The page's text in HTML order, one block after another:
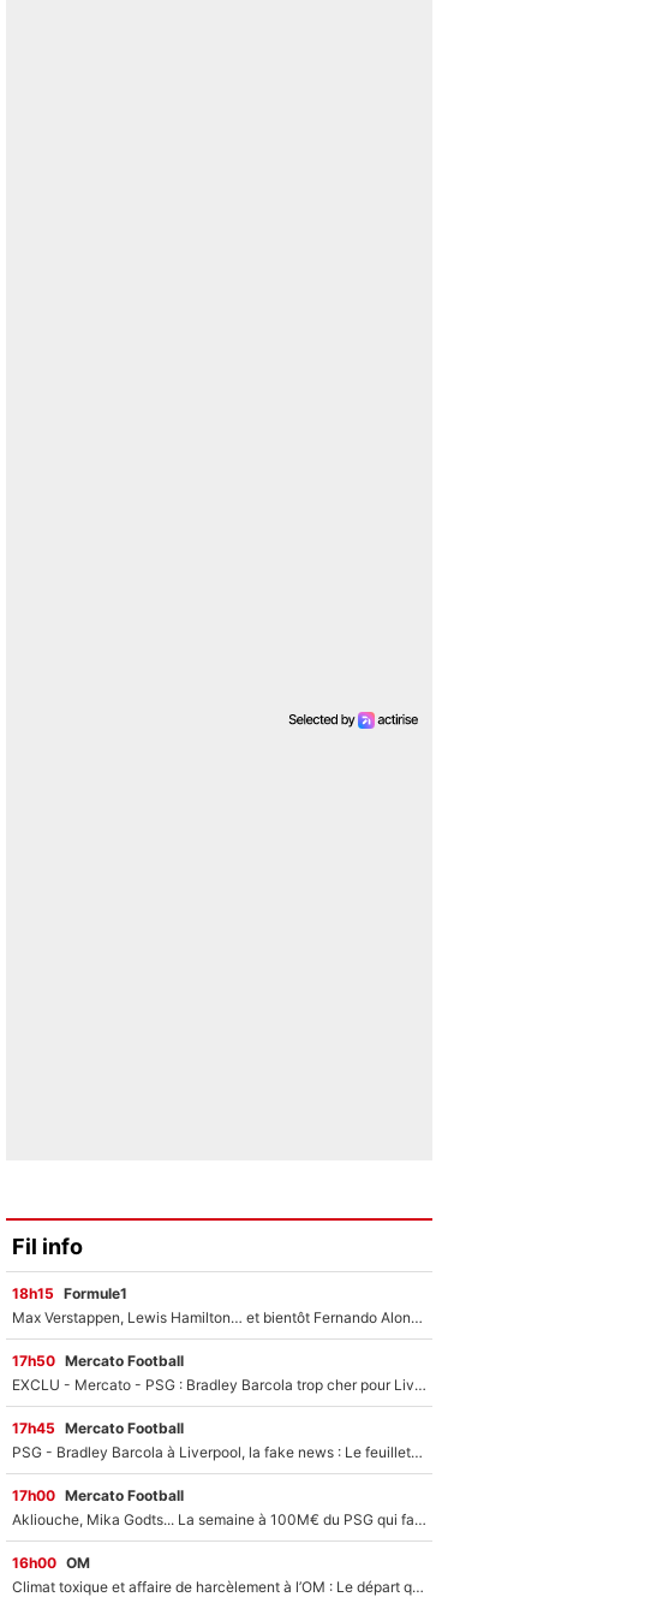
Fil info
18h15 Formule1
Max Verstappen, Lewis Hamilton… et bientôt Fernando Alonso ? Le classement des pilotes les mieux payés en Formule 1 risque de changer !
17h50 Mercato Football
EXCLU - Mercato - PSG : Bradley Barcola trop cher pour Liverpool
17h45 Mercato Football
PSG - Bradley Barcola à Liverpool, la fake news : Le feuilleton continue !
17h00 Mercato Football
Akliouche, Mika Godts... La semaine à 100M€ du PSG qui fait basculer le mercato du PSG !
16h00 OM
Climat toxique et affaire de harcèlement à l’OM : Le départ qui soulage le vestiaire de Bruno Genesio